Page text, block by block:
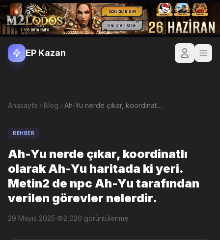
EP Kazan
Anasayfa Blog Ah-Yu nerde çıkar, koordinatlı olarak Ah-Yu haritada ki yeri. Metin2 de npc Ah-Yu tarafından verilen görevler nelerdir.
REHBER
Ah-Yu nerde çıkar, koordinatlı
olarak Ah-Yu haritada ki yeri.
Metin2 de npc Ah-Yu tarafından
verilen görevler nelerdir.
29 Mayıs 2025· 2,020 görüntülenme